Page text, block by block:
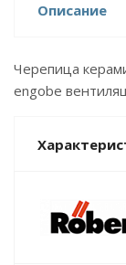
Описание
Черепица
engobe